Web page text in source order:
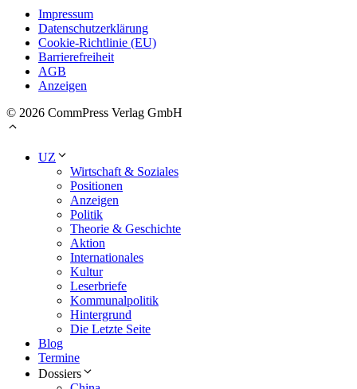
Impressum
Datenschutzerklärung
Cookie-Richtlinie (EU)
Barrierefreiheit
AGB
Anzeigen
© 2026 CommPress Verlag GmbH
UZ
Wirtschaft & Soziales
Positionen
Anzeigen
Politik
Theorie & Geschichte
Aktion
Internationales
Kultur
Leserbriefe
Kommunalpolitik
Hintergrund
Die Letzte Seite
Blog
Termine
Dossiers